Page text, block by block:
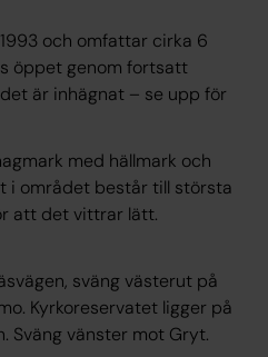
och omfattar cirka 6
öppet genom fortsatt
är inhägnat – se upp för
med hällmark och
i området består till största
att det vittrar lätt.
sväng västerut på
Kyrkoreservatet ligger på
Sväng vänster mot Gryt.